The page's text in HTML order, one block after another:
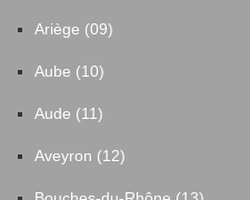
Ligné
Lorient
Ariège (09)
Aube (10)
Aude (11)
Aveyron (12)